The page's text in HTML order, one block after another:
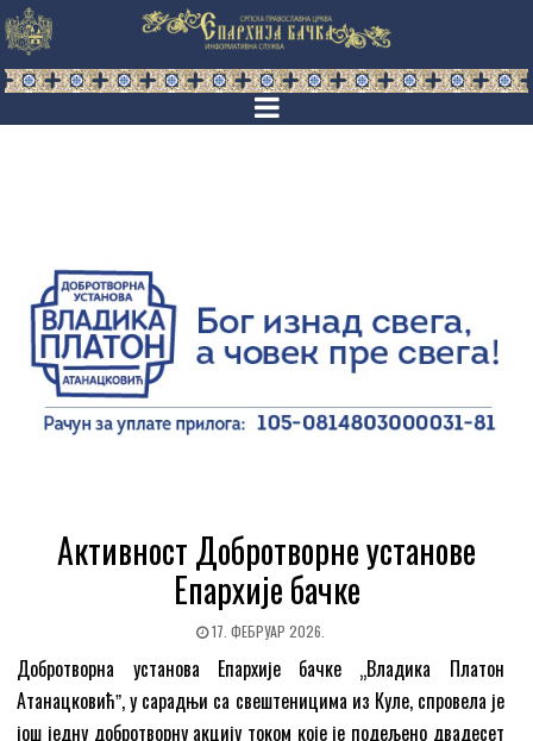
Активност Добротворне установе
Епархије бачке
17. ФЕБРУАР 2026.
Добротворна установа Епархије бачке „Владика Платон
Атанацковићˮ, у сарадњи са свештеницима из Куле, спровела је
још једну добротворну акцију током које је подељено двадесет